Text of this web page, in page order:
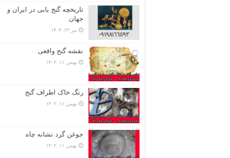
تاریخچه گنج‌ یابی در ایران و
جهان
تیر ۲۲, ۱۴۰۴
نقشه گنج واقعی
بهمن ۱۱, ۱۴۰۲
رنگ خاک اطراف گنج
بهمن ۱۱, ۱۴۰۲
جوغن گرد نشانه چاه
بهمن ۱۱, ۱۴۰۲